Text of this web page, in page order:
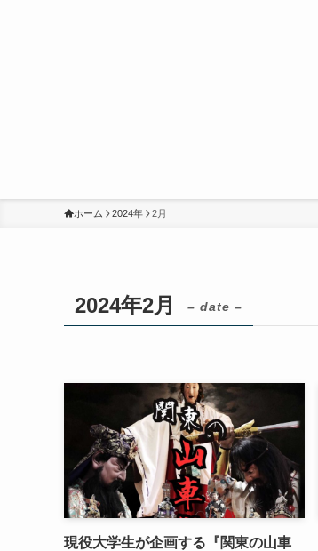
ホーム 2024年 2月
2024年2月 – date –
現役大学生が企画する『関東の山車